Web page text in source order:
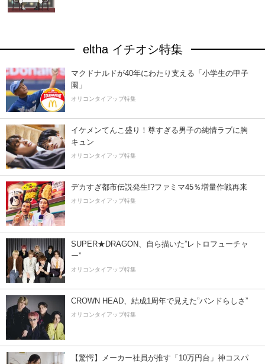
eltha イチオシ特集
マクドナルドが40年にわたり支える「小学生の甲子
園」
オリコンタイアップ特集
イケメンてんこ盛り！尊すぎる男子の純情ラブに胸
キュン
オリコンタイアップ特集
デカすぎ都市伝説発生!?ファミマ45％増量作戦再来
オリコンタイアップ特集
SUPER★DRAGON、自ら描いた”レトロフューチャ
ー”
オリコンタイアップ特集
CROWN HEAD、結成1周年で見えた”バンドらしさ”
オリコンタイアップ特集
【驚愕】メーカー社員が推す「10万円台」神コスパ